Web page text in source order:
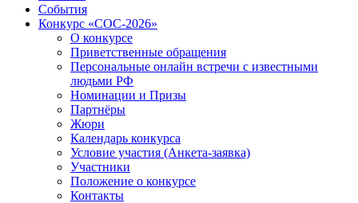
События
Конкурс «СОС-2026»
О конкурсе
Приветственные обращения
Персональные онлайн встречи с известными
людьми РФ
Номинации и Призы
Партнёры
Жюри
Календарь конкурса
Условие участия (Анкета-заявка)
Участники
Положение о конкурсе
Контакты